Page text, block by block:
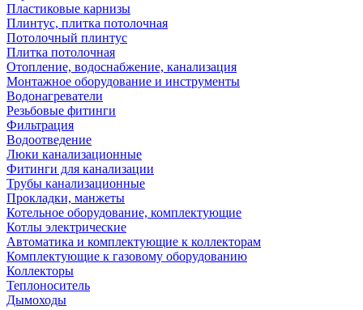
Пластиковые карнизы
Плинтус, плитка потолочная
Потолочный плинтус
Плитка потолочная
Отопление, водоснабжение, канализация
Монтажное оборудование и инструменты
Водонагреватели
Резьбовые фитинги
Фильтрация
Водоотведение
Люки канализационные
Фитинги для канализации
Трубы канализационные
Прокладки, манжеты
Котельное оборудование, комплектующие
Котлы электрические
Автоматика и комплектующие к коллекторам
Комплектующие к газовому оборудованию
Коллекторы
Теплоноситель
Дымоходы